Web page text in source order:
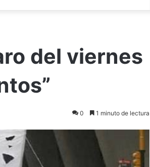
del viernes
0 1 minuto de lectura